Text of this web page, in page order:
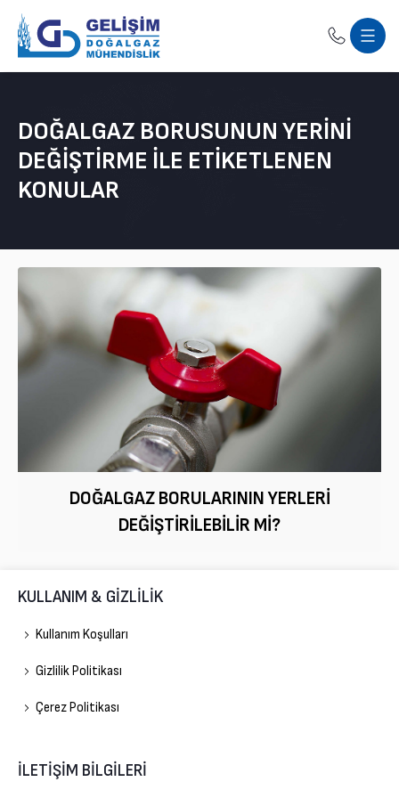
DOĞALGAZ BORUSUNUN YERINI
DEĞIŞTIRME ILE ETIKETLENEN
KONULAR
DOĞALGAZ BORULARININ YERLERI
DEĞIŞTIRILEBILIR MI?
KULLANIM & GİZLİLİK
Kullanım Koşulları
Gizlilik Politikası
Çerez Politikası
İLETİŞİM BİLGİLERİ
Gelişim Doğalgaz